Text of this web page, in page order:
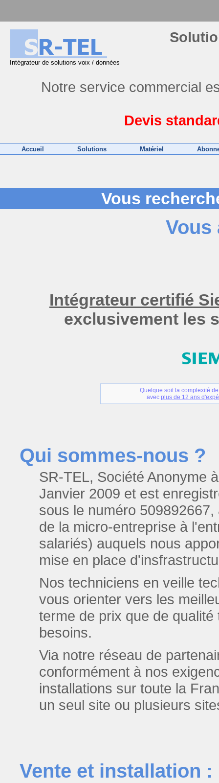
Intégrateur de solutions voix / données
Notre service commercial
Devis
Accueil Solutions Matériel
Vous
Vous
Intégrateur certifié
exclusivement les
Quelque soit la complexité
avec plus de 12 ans
Qui sommes-nous ?
SR-TEL, Société Anonyme
Janvier 2009 et est
sous le numéro
de la micro-entreprise à
salariés) auquels nous
mise en place
Nos techniciens en veille
vous orienter vers les
terme de prix que de
besoins.
Via notre réseau de
conformément à nos
installations sur toute la
un seul site ou plusieurs
Vente et installation :